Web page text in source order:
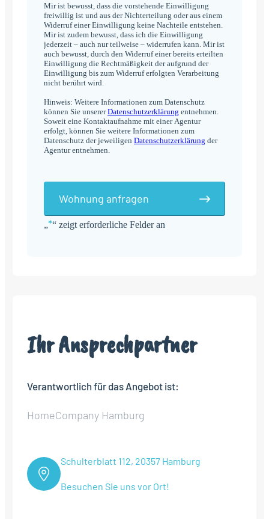
„*“ zeigt erforderliche Felder an
Mir ist bewusst, dass die vorstehende Einwilligung
freiwillig ist und aus der Nichterteilung oder aus einem
Widerruf einer Einwilligung keine Nachteile entstehen.
Mir ist zudem bewusst, dass ich die Einwilligung
jederzeit – auch nur teilweise – widerrufen kann. Mir ist
auch bewusst, durch den Widerruf einer bereits erteilten
Einwilligung die Rechtmäßigkeit der aufgrund der
Einwilligung bis zum Widerruf erfolgten Verarbeitung
nicht berührt wird.
Hinweis: Weitere Informationen zum Datenschutz
können Sie unsererDatenschutzerklärung entnehmen.
Soweit eine Kontaktaufnahme mit einer Agentur
erfolgt, können Sie weitere Informationen zum
Datenschutz der jeweiligen Datenschutzerklärung der
Agentur entnehmen.
Wohnung anfragen
Ihr Ansprechpartner
Verantwortlich für das Angebot ist:
HomeCompany Hamburg
Schulterblatt 112, 20357 Hamburg
Besuchen Sie uns vor Ort!